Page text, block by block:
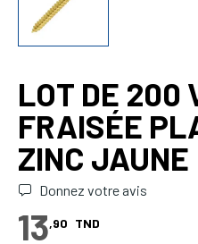
LOT DE 200
FRAISÉE
ZINC JAUNE
Donnez votre avis
13,90 TND